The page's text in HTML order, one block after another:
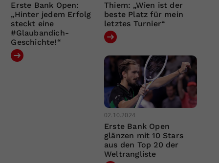
Erste Bank Open:
„Hinter jedem Erfolg
steckt eine
#Glaubandich-
Geschichte!“
Thiem: „Wien ist der
beste Platz für mein
letztes Turnier“
02.10.2024
Erste Bank Open
glänzen mit 10 Stars
aus den Top 20 der
Weltrangliste